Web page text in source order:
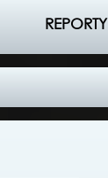
REPORTY